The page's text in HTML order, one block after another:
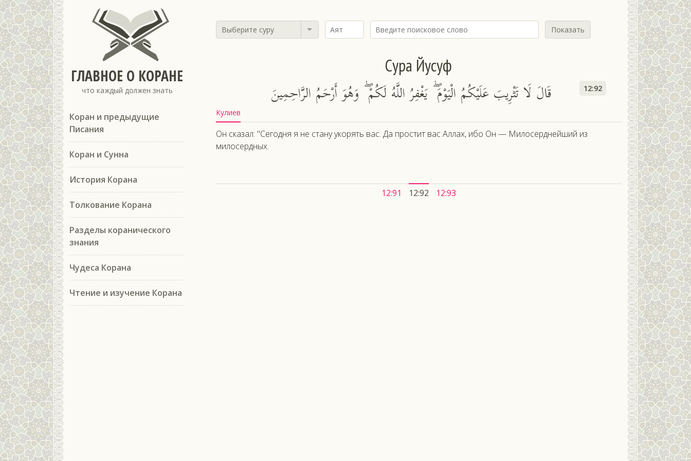
ГЛАВНОЕ О КОРАНЕ
что каждый должен знать
Коран и предыдущие
Писания
Коран и Сунна
История Корана
Толкование Корана
Разделы коранического
знания
Чудеса Корана
Чтение и изучение Корана
Выберите суру Показать
Сура Йусуф
قَالَ لَا تَثْرِيبَ عَلَيْكُمُ الْيَوْمَ ۖ يَغْفِرُ اللَّهُ لَكُمْ ۖ وَهُوَ أَرْحَمُ الرَّاحِمِينَ 12:92
Кулиев
Он сказал: "Сегодня я не стану укорять вас. Да простит вас Аллах, ибо Он — Милосерднейший из
милосердных.
12:91 12:92 12:93